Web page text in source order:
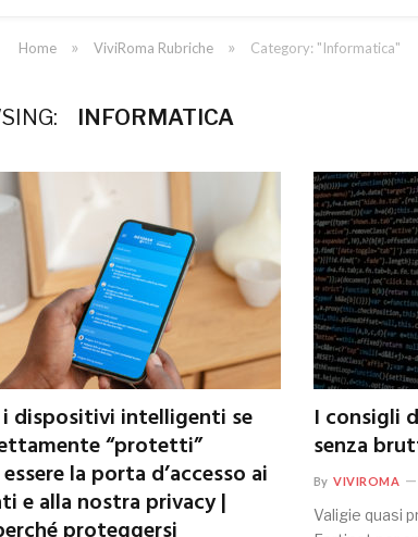
Home » ViviRoma Rubriche » Category: "Informatica"
INFORMATICA
i dispositivi intelligenti se
“protetti”
la porta d’accesso ai
e alla nostra privacy |
I consigli
senza
By VIVIROMA
Valigie quasi